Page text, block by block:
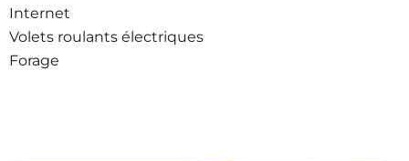
Internet
Volets roulants électriques
Forage